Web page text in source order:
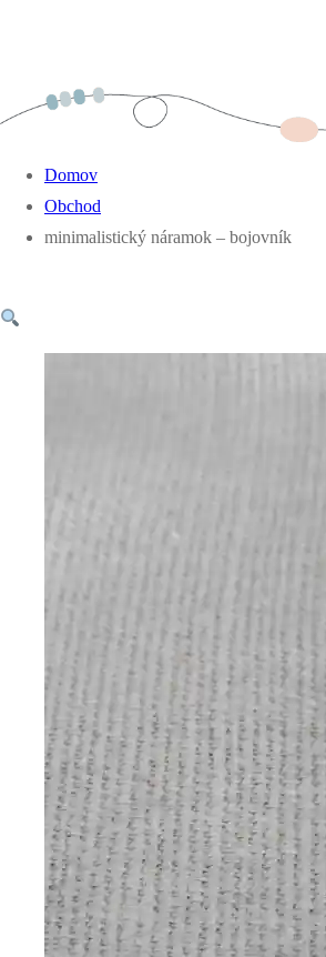
Domov
Obchod
minimalistický náramok – bojovník